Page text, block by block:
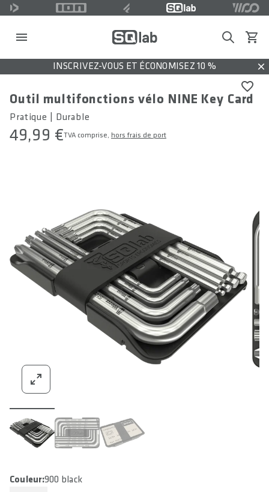
SearchVoir
INSCRIVEZ-VOUS ET ÉCONOMISEZ 10 %
Outil multifonctions vélo NINE Key Card
Pratique | Durable
49,99 €TVA comprise, hors frais de port
Couleur:900 black